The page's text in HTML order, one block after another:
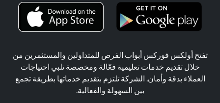
تفتح أولكس فوركس أبواب الفرص للمتداولين والمستثمرين من
خلال تقديم خدمات تعليمية فعّالة ومخصصة تلبي احتياجات
العملاء بدقة وأمان. الشركة تلتزم بتقديم خدماتها بطريقة تجمع
بين السهولة والفعالية.